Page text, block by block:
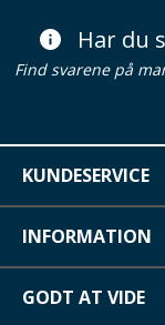
Har du
Find svarene på
KUNDESERVICE
INFORMATION
GODT AT VIDE